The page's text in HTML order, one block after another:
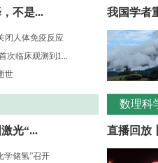
不是...
闭人体免疫反应
次临床观测到1...
世
光“...
学储氢”召开
我国学者
数理科
直播回放